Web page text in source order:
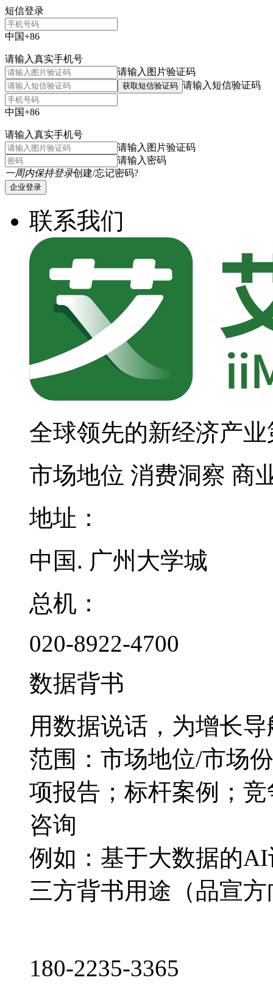
短信登录
中国+86
请输入真实手机号
请输入图片验证码
获取短信验证码 请输入短信验证码
中国+86
请输入真实手机号
请输入图片验证码
请输入密码
一周内保持登录创建/忘记密码?
企业登录
联系我们
全球领先的新经济产
市场地位 消费洞察 商
地址：
中国. 广州大学城
总机：
020-8922-4700
数据背书
用数据说话，为增长导
范围：市场地位/市场
项报告；标杆案例；
咨询
例如：基于大数据的
三方背书用途（品宣
180-2235-3365